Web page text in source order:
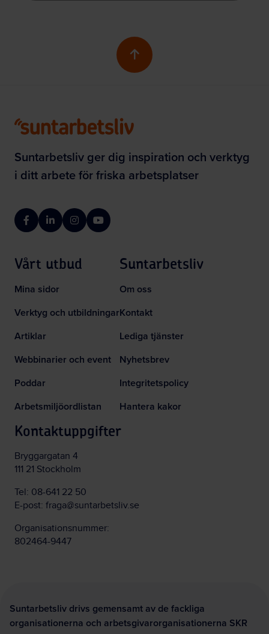
Suntarbetsliv ger dig inspiration och verktyg
i ditt arbete för friska arbetsplatser
FacebookLinkedInInstagramYouTube
Vårt utbud
Mina sidor
Verktyg och utbildningar
Artiklar
Webbinarier och event
Poddar
Arbetsmiljöordlistan
Suntarbetsliv
Om oss
Kontakt
Lediga tjänster
Nyhetsbrev
Integritetspolicy
Hantera kakor
Kontaktuppgifter
Bryggargatan 4
111 21 Stockholm
Tel: 08-641 22 50
E-post: fraga@suntarbetsliv.se
Organisationsnummer:
802464-9447
Suntarbetsliv drivs gemensamt av de fackliga
organisationerna och arbetsgivarorganisationerna SKR